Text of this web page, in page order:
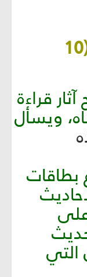
آثار قراءة القرآن الكريم (10
قراءة
ويسأل
بطاقات
التي